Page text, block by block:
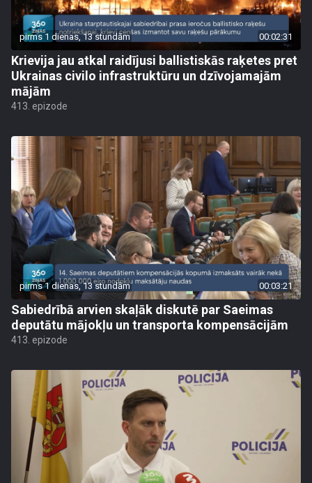
pirms 1 dienas, 13 stundām 00:02:31
Krievija jau atkal raidījusi ballistiskās raķetes pret
Ukrainas civilo infrastruktūru un dzīvojamajām
mājām
413. epizode
pirms 1 dienas, 13 stundām 00:03:21
Sabiedrībā arvien skaļāk diskutē par Saeimas
deputātu mājokļu un transporta kompensācijām
413. epizode